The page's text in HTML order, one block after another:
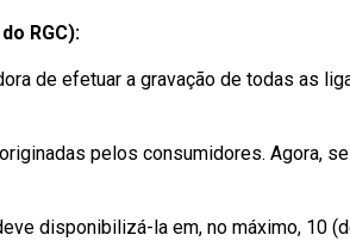
RGC):
de efetuar a gravação de todas as
pelos consumidores. Agora,
disponibilizá-la em, no máximo, 10